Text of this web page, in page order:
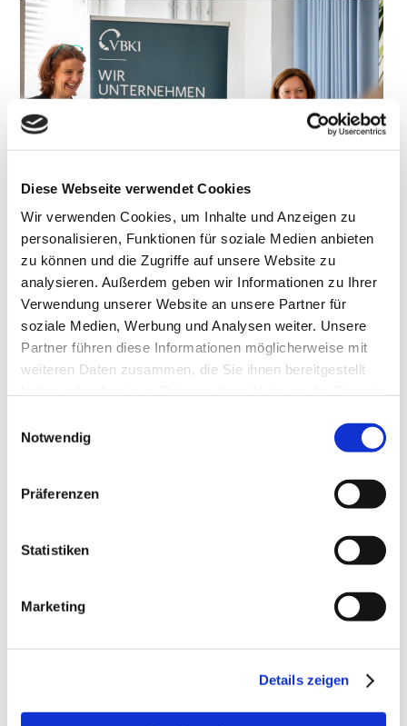
Diese Webseite verwendet Cookies
Wir verwenden Cookies, um Inhalte und Anzeigen zu
personalisieren, Funktionen für soziale Medien anbieten
zu können und die Zugriffe auf unsere Website zu
analysieren. Außerdem geben wir Informationen zu Ihrer
Verwendung unserer Website an unsere Partner für
soziale Medien, Werbung und Analysen weiter. Unsere
Partner führen diese Informationen möglicherweise mit
weiteren Daten zusammen, die Sie ihnen bereitgestellt
Notwendig
Präferenzen
Statistiken
Marketing
Details zeigen